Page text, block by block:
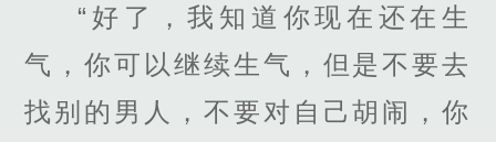
“好了，我知道你现在还在生
气，你可以继续生气，但是不要去
找别的男人，不要对自己胡闹，你